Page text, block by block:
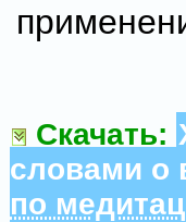
Скачать:
словами о
по